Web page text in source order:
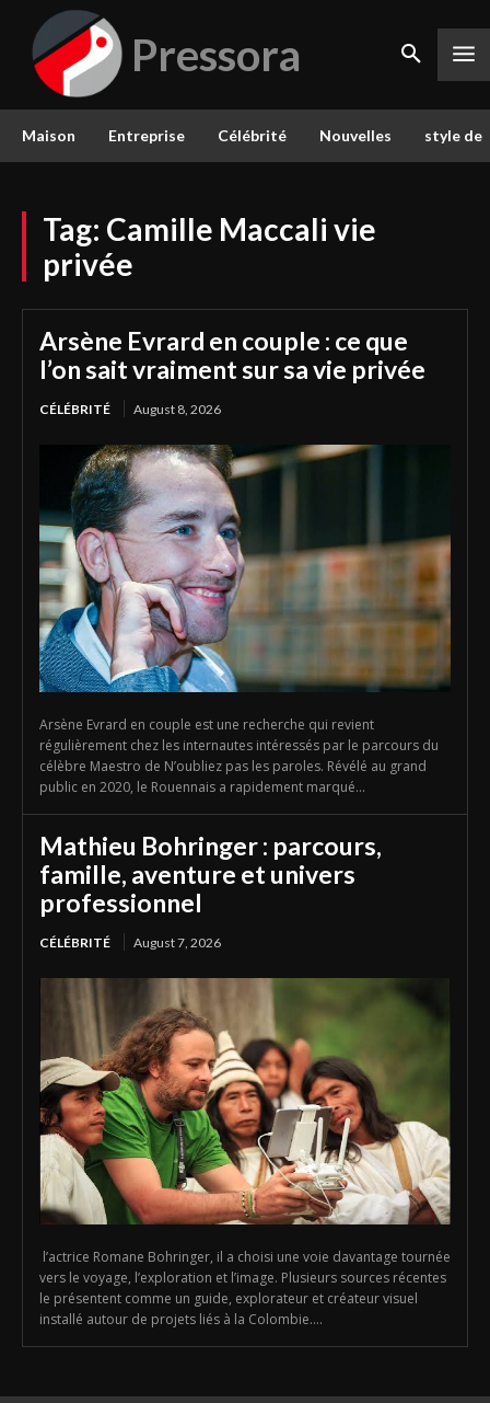
Pressora
Maison Entreprise Célébrité Nouvelles style de
Tag: Camille Maccali vie
privée
Arsène Evrard en couple : ce que
l’on sait vraiment sur sa vie privée
CÉLÉBRITÉ August 8, 2026
Arsène Evrard en couple est une recherche qui revient
régulièrement chez les internautes intéressés par le parcours du
célèbre Maestro de N’oubliez pas les paroles. Révélé au grand
public en 2020, le Rouennais a rapidement marqué...
Mathieu Bohringer : parcours,
famille, aventure et univers
professionnel
CÉLÉBRITÉ August 7, 2026
l’actrice Romane Bohringer, il a choisi une voie davantage tournée
vers le voyage, l’exploration et l’image. Plusieurs sources récentes
le présentent comme un guide, explorateur et créateur visuel
installé autour de projets liés à la Colombie....